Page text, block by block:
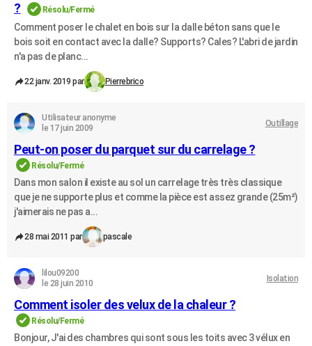
?
Résolu/Fermé
Comment poser le chalet en bois sur la dalle béton sans que le
bois soit en contact avec la dalle? Supports? Cales? L'abri de jardin
n'a pas de planc...
22 janv. 2019 par Pierrebrico
Utilisateur anonyme
le 17 juin 2009
Outillage
Peut-on poser du parquet sur du carrelage ?
Résolu/Fermé
Dans mon salon il existe au sol un carrelage très très classique
que je ne supporte plus et comme la pièce est assez grande (25m²)
j'aimerais ne pas a...
28 mai 2011 par pascale
lilou09200
le 28 juin 2010
Isolation
Comment isoler des velux de la chaleur ?
Résolu/Fermé
Bonjour, J'ai des chambres qui sont sous les toits avec 3 vélux en